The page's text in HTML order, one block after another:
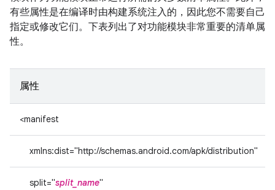
有些属性是在编译时由构建系统注入的，因此您不需要自己
指定或修改它们。下表列出了对功能模块非常重要的清单属
性。
属性
<manifest
xmlns:dist="http://schemas.android.com/apk/distribution"
split="split_name"